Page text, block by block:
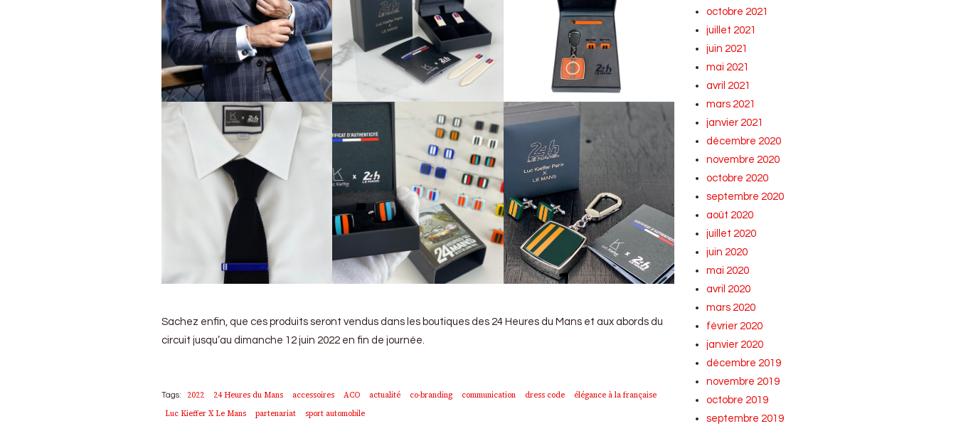
Sachez enfin, que ces produits seront vendus dans les boutiques des 24 Heures du Mans et aux abords du
circuit jusqu’au dimanche 12 juin 2022 en fin de journée.
Tags: 2022 24 Heures du Mans accessoires ACO actualité co-branding communication dress code
élégance à la française
Luc Kieffer X Le Mans
partenariat sport automobile
octobre 2021
juillet 2021
juin 2021
mai 2021
avril 2021
mars 2021
janvier 2021
décembre 2020
novembre 2020
octobre 2020
septembre 2020
août 2020
juillet 2020
juin 2020
mai 2020
avril 2020
mars 2020
février 2020
janvier 2020
décembre 2019
novembre 2019
octobre 2019
septembre 2019